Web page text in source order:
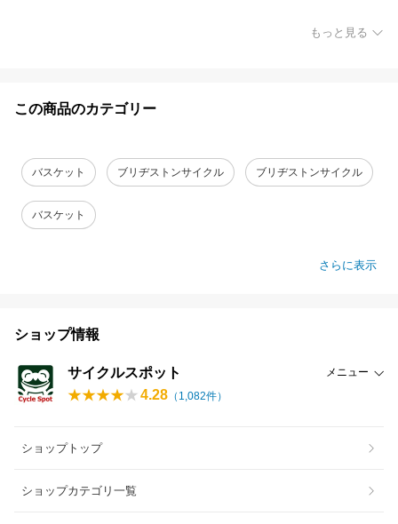
もっと見る
この商品のカテゴリー
バスケット ブリヂストンサイクル ブリヂストンサイクル
バスケット
さらに表示
ショップ情報
サイクルスポット メニュー
4.28 （ 1,082件）
ショップトップ
ショップカテゴリ一覧